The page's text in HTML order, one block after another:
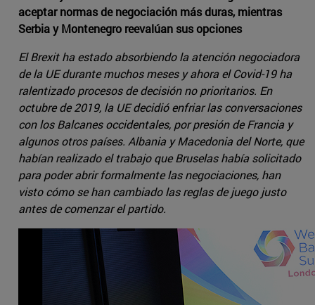
aceptar normas de negociación más duras, mientras
Serbia y Montenegro reevalúan sus opciones
El Brexit ha estado absorbiendo la atención negociadora
de la UE durante muchos meses y ahora el Covid-19 ha
ralentizado procesos de decisión no prioritarios. En
octubre de 2019, la UE decidió enfriar las conversaciones
con los Balcanes occidentales, por presión de Francia y
algunos otros países. Albania y Macedonia del Norte, que
habían realizado el trabajo que Bruselas había solicitado
para poder abrir formalmente las negociaciones, han
visto cómo se han cambiado las reglas de juego justo
antes de comenzar el partido.